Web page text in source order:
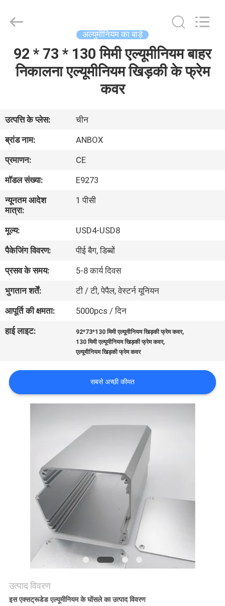
घर
हमारे
बारे
में
कारखाना
भ्रमण
गुणवत्ता
नियंत्रण
संपर्क
करें
एक
की
विनती
SHOPPING ONLINE
साइटमैप
PRIVACY
POLICY
अल्युमीनियम का बाड़े
92 * 73 * 130 मिमी एल्यूमीनियम बाहर
निकालना एल्यूमीनियम खिड़की के फ्रेम
कवर
उत्पत्ति के प्लेस:
चीन
ब्रांड नाम:
ANBOX
प्रमाणन:
CE
मॉडल संख्या:
E9273
न्यूनतम आदेश
मात्रा:
1 पीसी
मूल्य:
USD4-USD8
पैकेजिंग विवरण:
पीई बैग, डिब्बों
प्रसव के समय:
5-8 कार्य दिवस
भुगतान शर्तें:
टी / टी, पेपैल, वेस्टर्न यूनियन
आपूर्ति की क्षमता:
5000pcs / दिन
हाई लाइट:
92*73*130 मिमी एल्यूमीनियम खिड़की फ्रेम कवर,
130 मिमी एल्यूमीनियम खिड़की फ्रेम कवर,
एल्यूमीनियम खिड़की फ्रेम कवर
सबसे अच्छी कीमत
उत्पाद विवरण
इस एक्सट्रूडेड एल्यूमीनियम के घोंसले का उत्पाद विवरण